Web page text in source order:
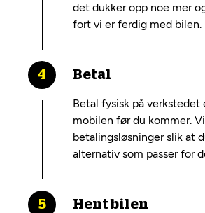
det dukker opp noe mer
fort vi er ferdig med bilen.
Betal
Betal fysisk på
mobilen før du kommer.
betalingsløsninger slik at
alternativ som passer for
Hent bilen